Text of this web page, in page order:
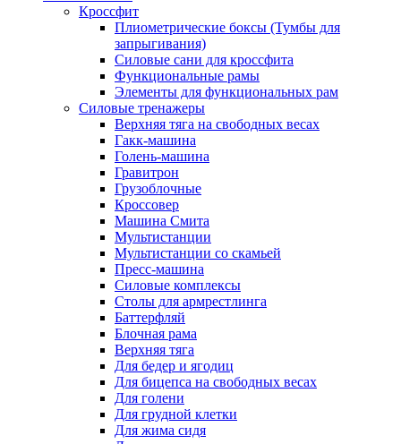
Кроссфит
Плиометрические боксы (Тумбы для
запрыгивания)
Силовые сани для кроссфита
Функциональные рамы
Элементы для функциональных рам
Силовые тренажеры
Верхняя тяга на свободных весах
Гакк-машина
Голень-машина
Гравитрон
Грузоблочные
Кроссовер
Машина Смита
Мультистанции
Мультистанции со скамьей
Пресс-машина
Силовые комплексы
Столы для армрестлинга
Баттерфляй
Блочная рама
Верхняя тяга
Для бедер и ягодиц
Для бицепса на свободных весах
Для голени
Для грудной клетки
Для жима сидя